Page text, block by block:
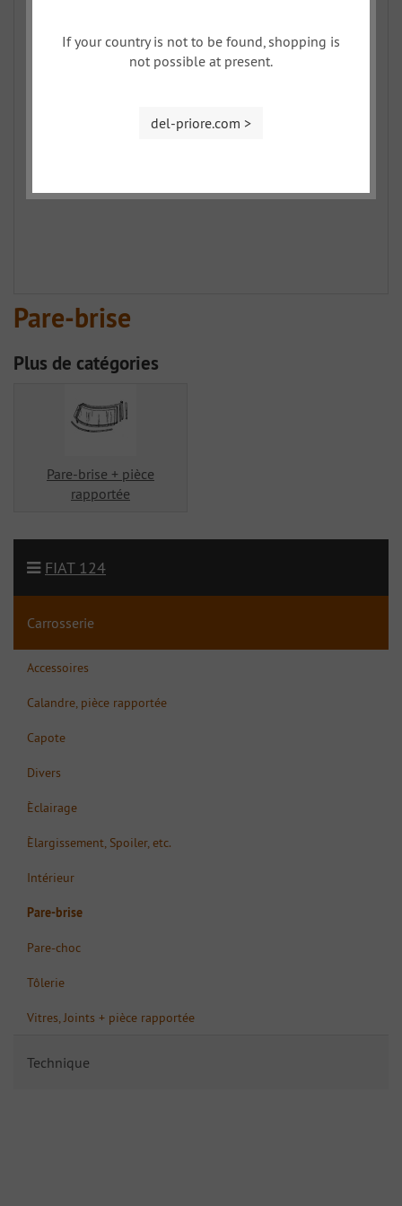
Pare-brise
Plus de catégories
Pare-brise + pièce
rapportée
FIAT 124
Carrosserie
Accessoires
Calandre, pièce rapportée
Capote
Divers
Èclairage
Èlargissement, Spoiler, etc.
Intérieur
Pare-brise
Pare-choc
Tôlerie
Vitres, Joints + pièce rapportée
Technique
If your country is not to be found, shopping is
not possible at present.
del-priore.com >